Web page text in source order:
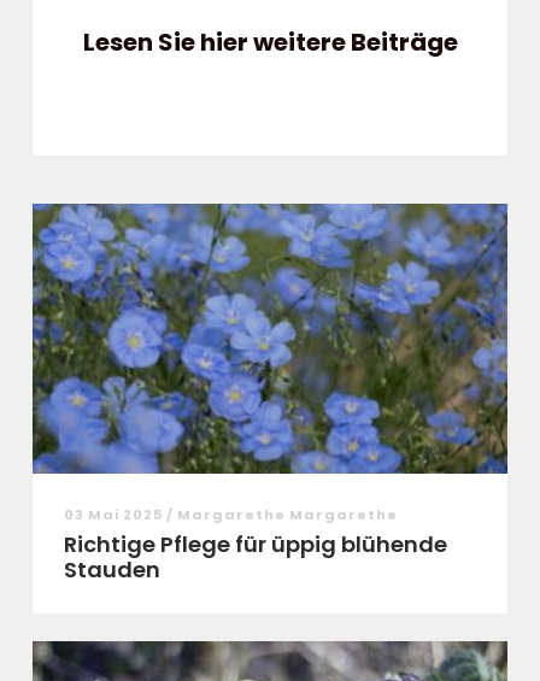
Lesen Sie hier weitere Beiträge
03 Mai 2025 / Margarethe Margarethe
Richtige Pflege für üppig blühende
Stauden